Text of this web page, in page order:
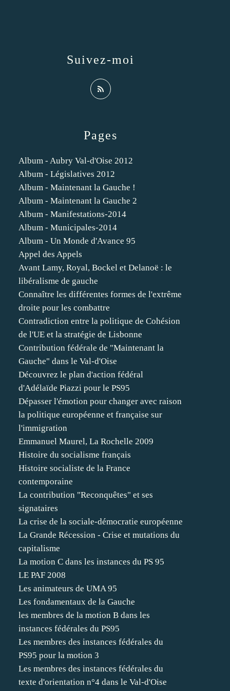
Pages
Album - Aubry Val-d'Oise 2012
Album - Législatives 2012
Album - Maintenant la Gauche !
Album - Maintenant la Gauche 2
Album - Manifestations-2014
Album - Municipales-2014
Album - Un Monde d'Avance 95
Appel des Appels
Avant Lamy, Royal, Bockel et Delanoë : le
libéralisme de gauche
Connaître les différentes formes de l'extrême
droite pour les combattre
Contradiction entre la politique de Cohésion
de l'UE et la stratégie de Lisbonne
Contribution fédérale de "Maintenant la
Gauche" dans le Val-d'Oise
Découvrez le plan d'action fédéral
d'Adélaïde Piazzi pour le PS95
Dépasser l'émotion pour changer avec raison
la politique européenne et française sur
l'immigration
Emmanuel Maurel, La Rochelle 2009
Histoire du socialisme français
Histoire socialiste de la France
contemporaine
La contribution "Reconquêtes" et ses
signataires
La crise de la sociale-démocratie européenne
La Grande Récession - Crise et mutations du
capitalisme
La motion C dans les instances du PS 95
LE PAF 2008
Les animateurs de UMA 95
Les fondamentaux de la Gauche
les membres de la motion B dans les
instances fédérales du PS95
Les membres des instances fédérales du
PS95 pour la motion 3
Les membres des instances fédérales du
texte d'orientation n°4 dans le Val-d'Oise
Suivez-moi